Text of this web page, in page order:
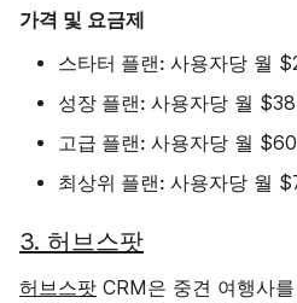
가격 및 요금제
스타터 플랜: 사용자당 월
성장 플랜: 사용자당 월
고급 플랜: 사용자당 월
최상위 플랜: 사용자당 월
3. 허브스팟
허브스팟 CRM은 중견 여행사